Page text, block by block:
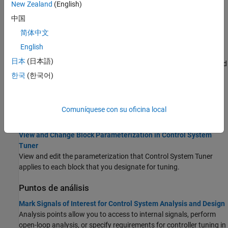
Simulink blocks.
Specify Control Architecture in Control System Tuner
Control architecture comprises the control elements of your
system, filter and sensor components, the plant under control, and
the interconnections among all these elements.
, construct a tunable model of the control system that
View and Change Block Parameterization in Control System
Tuner
View and edit the parameterization that Control System Tuner
applies to each block that you designate for tuning.
Puntos de análisis
Mark Signals of Interest for Control System Analysis and Design
Analysis points allow you to access to internal signals, perform
open-loop analysis, or specify requirements for controller tuning in
New Zealand (English)
中国
简体中文
English
日本 (日本語)
한국 (한국어)
Comuníquese con su oficina local